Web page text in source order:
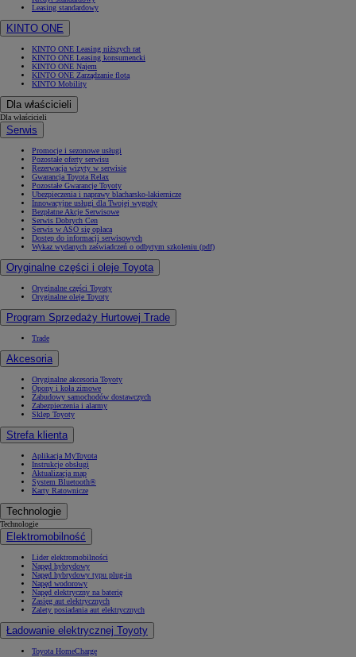
Leasing standardowy
KINTO ONE
KINTO ONE Leasing niższych rat
KINTO ONE Leasing konsumencki
KINTO ONE Najem
KINTO ONE Zarządzanie flotą
KINTO Mobility
Dla właścicieli
Dla właścicieli
Serwis
Promocje i sezonowe usługi
Pozostałe oferty serwisu
Rezerwacja wizyty w serwisie
Gwarancja Toyota Relax
Pozostałe Gwarancje Toyoty
Ubezpieczenia i naprawy blacharsko-lakiernicze
Innowacyjne usługi dla Twojej wygody
Bezpłatne Akcje Serwisowe
Serwis Dobrych Cen
Serwis w ASO się opłaca
Dostęp do informacji serwisowych
Wykaz wydanych zaświadczeń o odbytym szkoleniu (pdf)
Oryginalne części i oleje Toyota
Oryginalne części Toyoty
Oryginalne oleje Toyoty
Program Sprzedaży Hurtowej Trade
Trade
Akcesoria
Oryginalne akcesoria Toyoty
Opony i koła zimowe
Zabudowy samochodów dostawczych
Zabezpieczenia i alarmy
Sklep Toyoty
Strefa klienta
Aplikacja MyToyota
Instrukcje obsługi
Aktualizacja map
System Bluetooth®
Karty Ratownicze
Technologie
Technologie
Elektromobilność
Lider elektromobilności
Napęd hybrydowy
Napęd hybrydowy typu plug-in
Napęd wodorowy
Napęd elektryczny na baterię
Zasięg aut elektrycznych
Zalety posiadania aut elektrycznych
Ładowanie elektrycznej Toyoty
Toyota HomeCharge